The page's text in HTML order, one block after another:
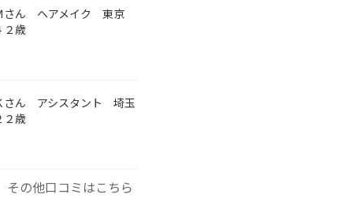
さん ヘアメイク 東京
歳
さん アシスタント 埼玉
２歳
その他口コミはこちら